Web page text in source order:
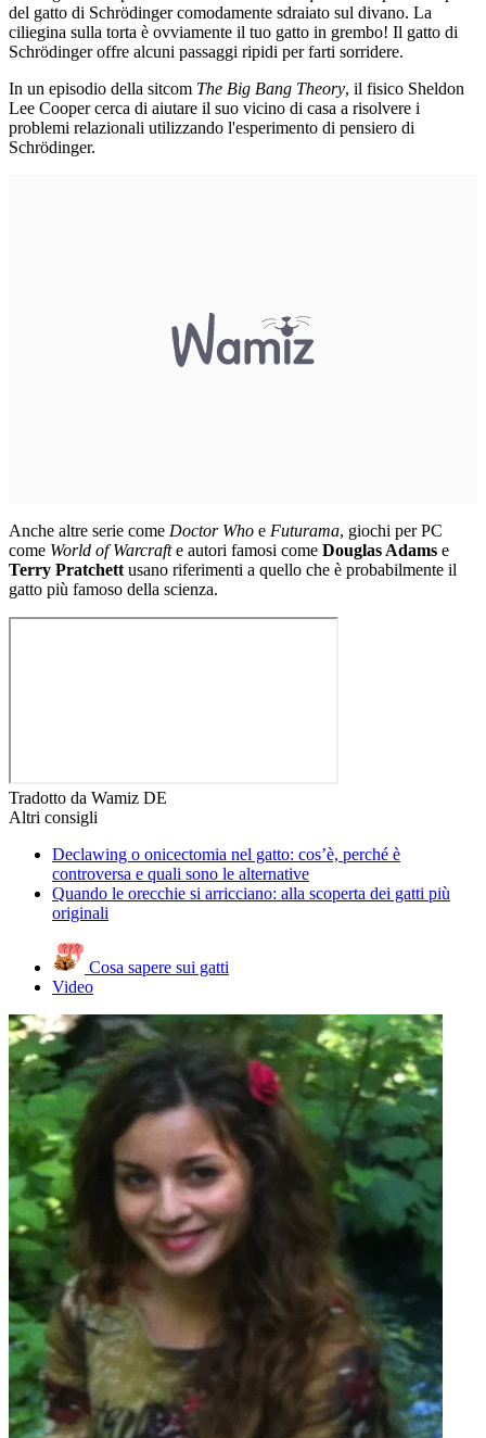
del gatto di Schrödinger comodamente sdraiato sul divano. La
ciliegina sulla torta è ovviamente il tuo gatto in grembo! Il gatto di
Schrödinger offre alcuni passaggi ripidi per farti sorridere.
In un episodio della sitcom The Big Bang Theory, il fisico Sheldon
Lee Cooper cerca di aiutare il suo vicino di casa a risolvere i
problemi relazionali utilizzando l'esperimento di pensiero di
Schrödinger.
Anche altre serie come Doctor Who e Futurama, giochi per PC
come World of Warcrafte autori famosi come Douglas Adams e
Terry Pratchett usano riferimenti a quello che è probabilmente il
gatto più famoso della scienza.
Tradotto da Wamiz DE
Altri consigli
Declawing o onicectomia nel gatto: cos’è, perché è
controversa e quali sono le alternative
Quando le orecchie si arricciano: alla scoperta dei gatti più
originali
Cosa sapere sui gatti
Video